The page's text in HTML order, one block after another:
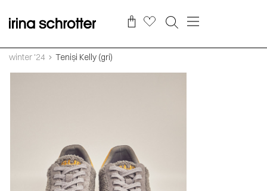
winter '24 Teniși Kelly (gri)